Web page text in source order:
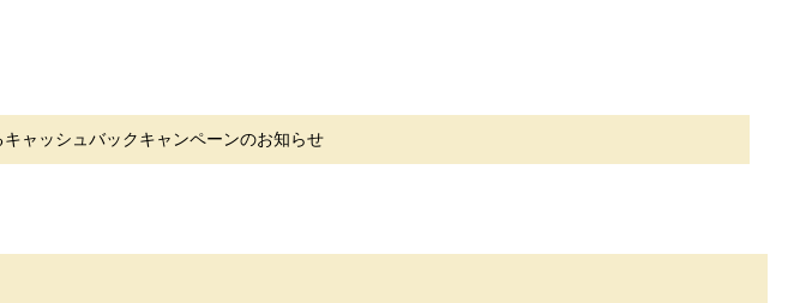
ャッシュバックキャンペーンのお知らせ